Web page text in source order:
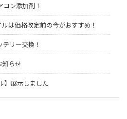
コン添加剤！
は価格改定前の今がおすすめ！
テリー交換！
知らせ
】展示しました